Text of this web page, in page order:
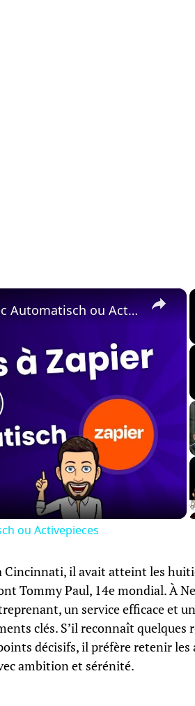
×
Votre Zapier auto-hébergé avec Automatisch ou Activepieces
ou Activepieces
Cincinnati, il avait atteint les
Tommy Paul, 14e mondial. À
un service efficace et
clés. S’il reconnaît quelques
décisifs, il préfère retenir les
ambition et sérénité.